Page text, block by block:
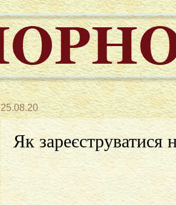
25.08.20
Як зареєструватися